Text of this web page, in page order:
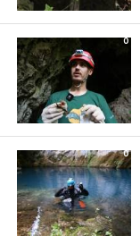
0
0